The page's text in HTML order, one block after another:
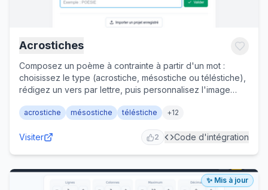
Acrostiches
Composez un poème à contrainte à partir d'un mot :
choisissez le type (acrostiche, mésostiche ou téléstiche),
rédigez un vers par lettre, puis personnalisez l'image
la télécharger. Sauvegarde et import de projets inclus.
acrostiche mésostiche téléstiche +12
Visiter 2 Code d'intégration
✨ Mis à jour